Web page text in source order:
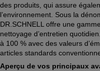
des produits, qui assure
l’environnement. Sous la
DR.SCHNELL offre une
nettoyage d’entretien
à 100 % avec des valeurs
articles standards
Aperçu de vos principaux